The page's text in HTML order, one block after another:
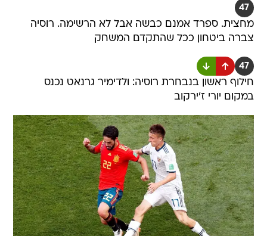
47
מחצית. ספרד אמנם כבשה אבל לא הרשימה. רוסיה
צברה ביטחון ככל שהתקדם המשחק
47
חילוף ראשון בנבחרת רוסיה: ולדימיר גרנאט נכנס
במקום יורי ז'ירקוב